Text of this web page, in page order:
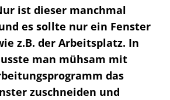
ist dieser manchmal
es sollte nur ein Fenster
z.B. der Arbeitsplatz. In
man mühsam mit
das
zuschneiden und